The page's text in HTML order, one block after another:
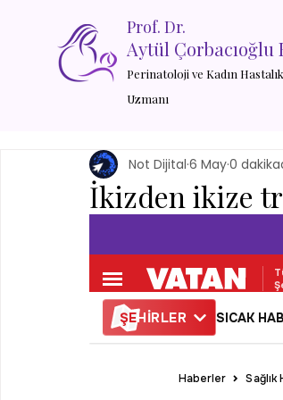
Prof. Dr.
Aytül Çorbacıoğlu
Perinatoloji ve Kadın
Uzmanı
İkizden ikize
Not Dijital 6 May0